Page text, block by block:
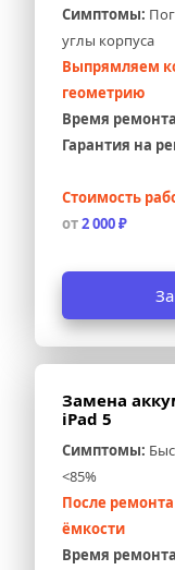
Симптомы:
углы корпуса
Выпрямляем
геометрию
Время
Гарантия на
Стоимость
от 2 000 ₽
Замена
iPad 5
Симптомы:
<85%
После ремонта
ёмкости
Время